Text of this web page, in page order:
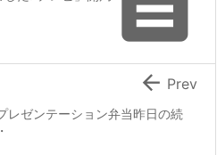
レゼンテーション弁当昨日の続
 Prev